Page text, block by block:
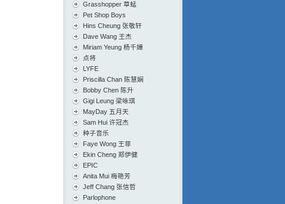
Grasshopper 草蜢
Pet Shop Boys
Hins Cheung 张敬轩
Dave Wang 王杰
Miriam Yeung 杨千嬅
点将
LYFE
Priscilla Chan 陈慧娴
Bobby Chen 陈升
Gigi Leung 梁咏琪
MayDay 五月天
Sam Hui 许冠杰
种子音乐
Faye Wong 王菲
Ekin Cheng 郑伊健
EPIC
Anita Mui 梅艳芳
Jeff Chang 张信哲
Parlophone